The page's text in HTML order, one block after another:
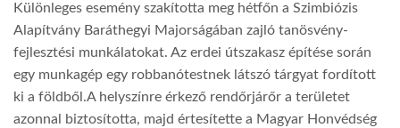
Különleges esemény szakította meg hétfőn a Szimbiózis
Alapítvány Baráthegyi Majorságában zajló tanösvény-
fejlesztési munkálatokat. Az erdei útszakasz építése során
egy munkagép egy robbanótestnek látszó tárgyat fordított
ki a földből.A helyszínre érkező rendőrjárőr a területet
azonnal biztosította, majd értesítette a Magyar Honvédség